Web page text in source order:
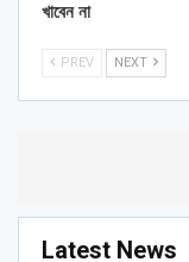
খাবেন না
PREV NEXT
Latest News